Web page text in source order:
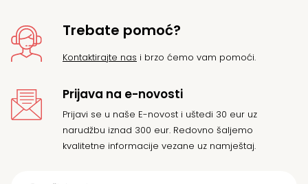
Trebate pomoć?
Kontaktirajte nas i brzo ćemo vam pomoći.
Prijava na e-novosti
Prijavi se u naše E-novost i uštedi 30 eur uz
narudžbu iznad 300 eur. Redovno šaljemo
kvalitetne informacije vezane uz namještaj.